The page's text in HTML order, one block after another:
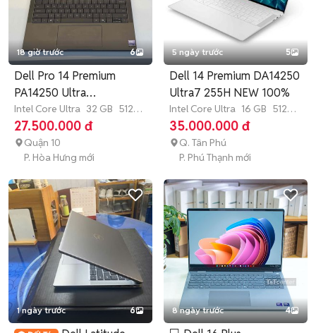
18 giờ trước 6
Dell Pro 14 Premium
PA14250 Ultra
7/32GB/512GB
Intel Core Ultra 32 GB 512
GB SSD
27.500.000 đ
Quận 10
P. Hòa Hưng mới
5 ngày trước 5
Dell 14 Premium DA14250
Ultra7 255H NEW 100%
Intel Core Ultra 16 GB 512
GB SSD
35.000.000 đ
Q. Tân Phú
P. Phú Thạnh mới
1 ngày trước 6 8 ngày trước 4